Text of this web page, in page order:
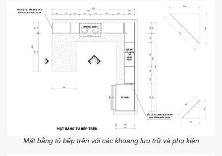
Mặt bằng tủ bếp trên với các khoang lưu trữ và phụ kiện